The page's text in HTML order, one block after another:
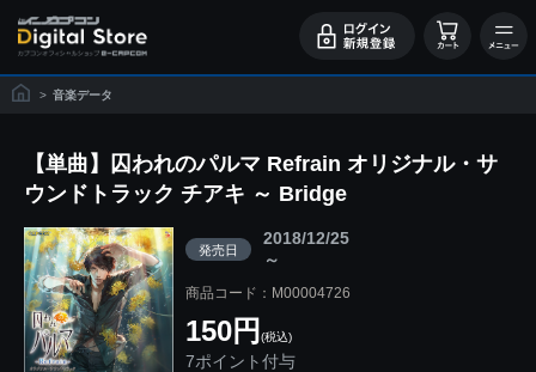
> 音楽データ
【単曲】囚われのパルマ Refrain オリジナル・サ
ウンドトラック チアキ ～ Bridge
発売日
2018/12/25
～
商品コード：M00004726
150円 (税込)
7ポイント付与